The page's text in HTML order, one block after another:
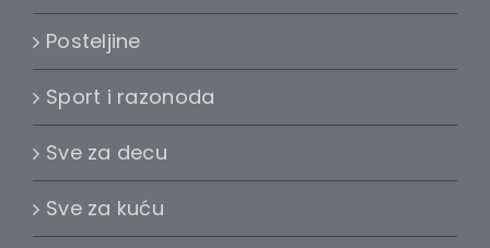
Posteljine
Sport i razonoda
Sve za decu
Sve za kuću